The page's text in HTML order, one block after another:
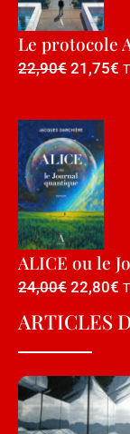
Le protocole
22,90€ 21,75€
ALICE ou le
24,00€ 22,80€
ARTICLES